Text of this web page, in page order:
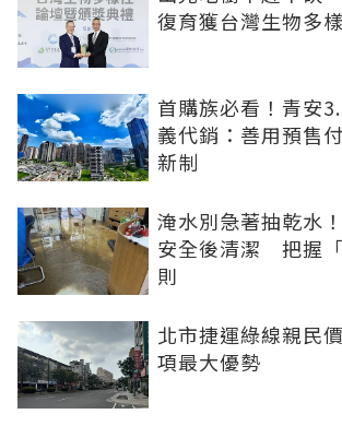
復育獲台灣生物多
首購族必看！青安
義代銷：善用預售
新制
淹水別急著抽乾水
安全後清潔 把握
則
北市捷運綠線親民
項最大優勢